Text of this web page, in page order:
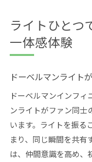
ライトひとつ
一体感体験
ドーベルマンライト
ドーベルマンインフ
ンライトがファン同士
います。ライトを振る
まり、同じ瞬間を共有
は、仲間意識を高め、